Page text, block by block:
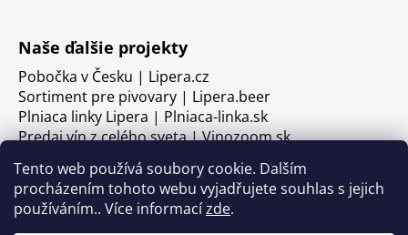
Tento web používá soubory cookie. Dalším
procházením tohoto webu vyjadřujete souhlas s jejich
používáním.. Více informacízde.
Naše ďalšie projekty
Pobočka v Česku | Lipera.cz
Sortiment pre pivovary | Lipera.beer
Plniaca linky Lipera | Plniaca-linka.sk
Predaj vín z celého sveta | Vinozoom.sk